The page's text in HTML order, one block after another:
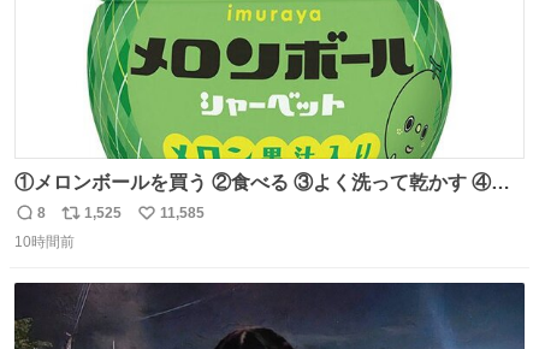
①メロンボールを買う ②食べる ③よく洗って乾かす ④か
わいい
返
信
8
リ
ポ
数
1,525
い
数
11,585
10時間前